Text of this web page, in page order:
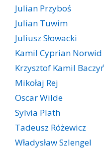
Julian Przyboś
Julian Tuwim
Juliusz Słowacki
Kamil Cyprian Norwid
Krzysztof Kamil
Mikołaj Rej
Oscar Wilde
Sylvia Plath
Tadeusz Różewicz
Władysław Szlengel